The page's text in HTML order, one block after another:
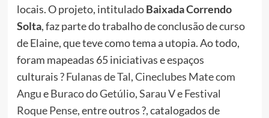
locais. O projeto, intituladoBaixada Correndo
Solta, faz parte do trabalho de conclusão de curso
de Elaine, que teve como tema a utopia. Ao todo,
foram mapeadas 65 iniciativas e espaços
culturais ?Fulanas de Tal,Cineclubes Mate com
AngueBuraco do Getúlio,SarauVeFestival
Roque Pense, entre outros ?, catalogados de